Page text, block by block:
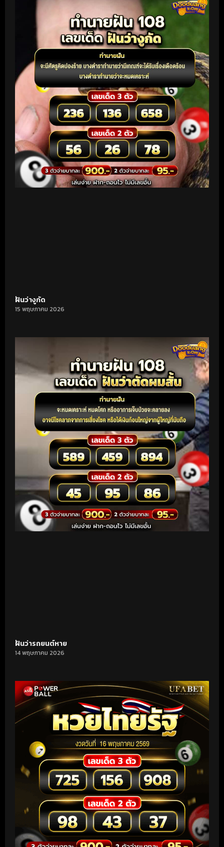
ฝันว่างูกัด
15 พฤษภาคม 2026
ฝันว่ารถยนต์หาย
14 พฤษภาคม 2026